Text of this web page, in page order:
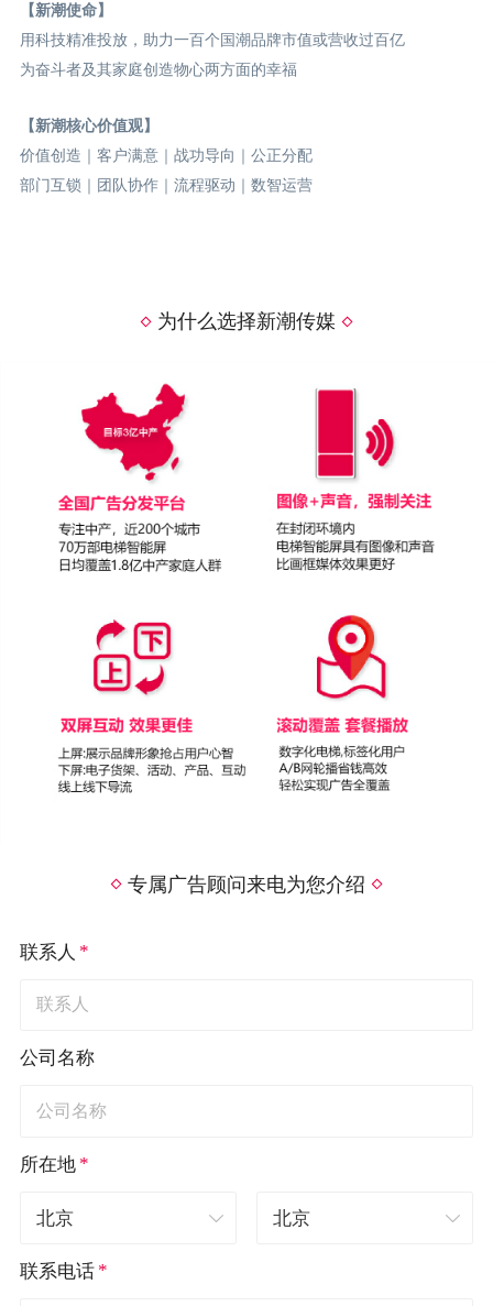
【新潮使命】
用科技精准投放，助力一百个国潮品牌市值或营收过百亿
为奋斗者及其家庭创造物心两方面的幸福
【新潮核心价值观】
价值创造｜客户满意｜战功导向｜公正分配
部门互锁｜团队协作｜流程驱动｜数智运营
为什么选择新潮传媒
专属广告顾问来电为您介绍
联系人 *
公司名称
所在地 *
联系电话 *